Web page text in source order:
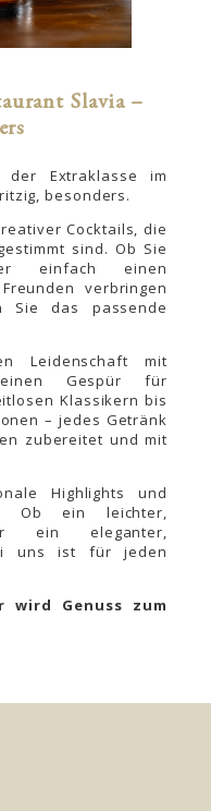
Slavia –
der Extraklasse im
besonders.
Cocktails, die
sind. Ob Sie
einfach einen
verbringen
das passende
Leidenschaft mit
Gespür für
Klassikern bis
– jedes Getränk
zubereitet und mit
Highlights und
Ob ein leichter,
ein eleganter,
uns ist für jeden
wird Genuss zum